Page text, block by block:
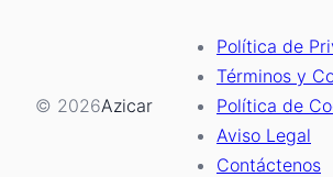
© 2026Azicar
Política de
Términos y
Política de
Aviso Legal
Contáctenos